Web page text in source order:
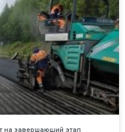
на завершающий этап